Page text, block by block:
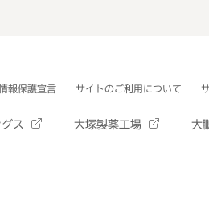
報保護宣言 サイトのご利用について
ス 大塚製薬工場 大